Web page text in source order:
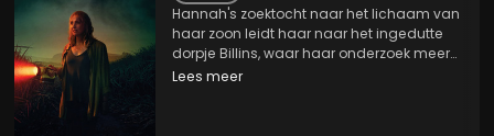
Hannah's zoektocht naar het lichaam van
haar zoon leidt haar naar het ingedutte
dorpje Billins, waar haar onderzoek meer
aan het licht brengt dan ze had verwacht
Lees meer